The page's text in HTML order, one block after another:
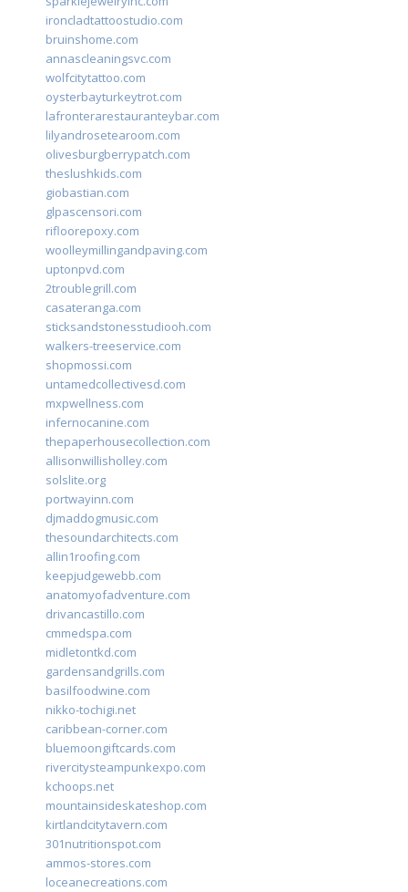
ironcladtattoostudio.com
bruinshome.com
annascleaningsvc.com
wolfcitytattoo.com
oysterbayturkeytrot.com
lafronterarestauranteybar.com
lilyandrosetearoom.com
olivesburgberrypatch.com
theslushkids.com
giobastian.com
glpascensori.com
rifloorepoxy.com
woolleymillingandpaving.com
uptonpvd.com
2troublegrill.com
casateranga.com
sticksandstonesstudiooh.com
walkers-treeservice.com
shopmossi.com
untamedcollectivesd.com
mxpwellness.com
infernocanine.com
thepaperhousecollection.com
allisonwillisholley.com
solslite.org
portwayinn.com
djmaddogmusic.com
thesoundarchitects.com
allin1roofing.com
keepjudgewebb.com
anatomyofadventure.com
drivancastillo.com
cmmedspa.com
midletontkd.com
gardensandgrills.com
basilfoodwine.com
nikko-tochigi.net
caribbean-corner.com
bluemoongiftcards.com
rivercitysteampunkexpo.com
kchoops.net
mountainsideskateshop.com
kirtlandcitytavern.com
301nutritionspot.com
ammos-stores.com
loceanecreations.com